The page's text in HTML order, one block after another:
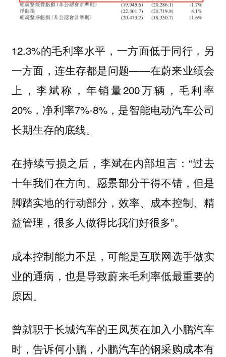
12.3%的毛利率水平，一方面低于同行，另
一方面，连生存都是问题——在蔚来业绩会
上，李斌称，年销量200万辆，毛利率
20%，净利率7%-8%，是智能电动汽车公司
长期生存的底线。
在持续亏损之后，李斌在内部坦言：“过去
十年我们在方向、愿景部分干得不错，但是
脚踏实地的行动部分，效率、成本控制、精
益管理，很多人做得比我们好很多”。
成本控制能力不足，可能是互联网选手做实
业的通病，也是导致蔚来毛利率低最重要的
原因。
曾就职于长城汽车的王凤英在加入小鹏汽车
时，告诉何小鹏，小鹏汽车的钢采购成本有